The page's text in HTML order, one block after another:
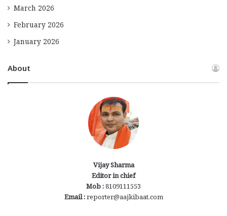
March 2026
February 2026
January 2026
About
Vijay Sharma
Editor in chief
Mob :8109111553
Email :reporter@aajkibaat.com